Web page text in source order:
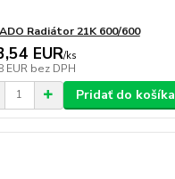
Radiátor 21K 600/600
EUR/ks
EUR bez DPH
Pridať do košíka